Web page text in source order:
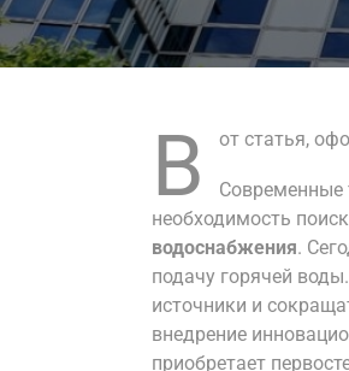
В от статья,
Современные
необходимость
водоснабжения.
подачу горячей
источники и
внедрение
приобретает